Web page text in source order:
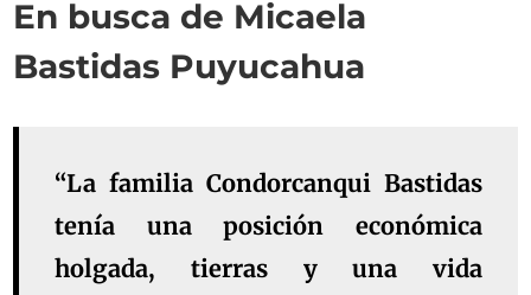
En busca de Micaela
Bastidas Puyucahua
“La familia Condorcanqui Bastidas
tenía una posición económica
holgada, tierras y una vida